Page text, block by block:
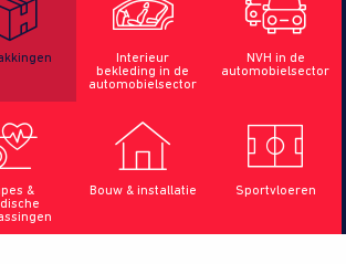
Interieur
bekleding in de
automobielsector
NVH in de
automobielsector
&
Bouw & installatie Sportvloeren